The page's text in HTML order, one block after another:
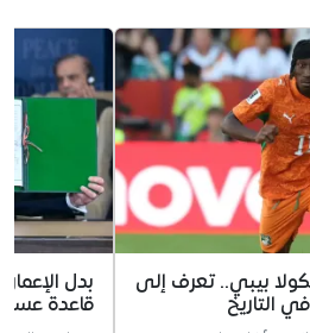
بيبي.. تعرف إلى
بدل
قاعدة